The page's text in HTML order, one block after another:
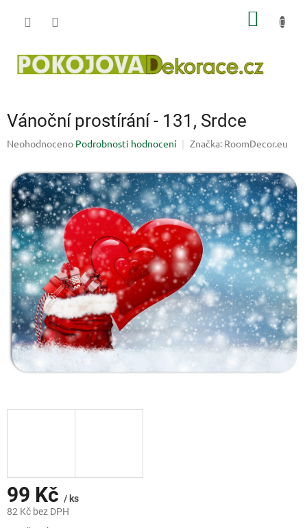
Vánoční prostírání - 131, Srdce
Průměrné
produktu
je
0,0
hvězdiček.
Neohodnoceno Podrobnosti hodnocení Značka: RoomDecor.eu
99 Kč / ks
82 Kč bez DPH